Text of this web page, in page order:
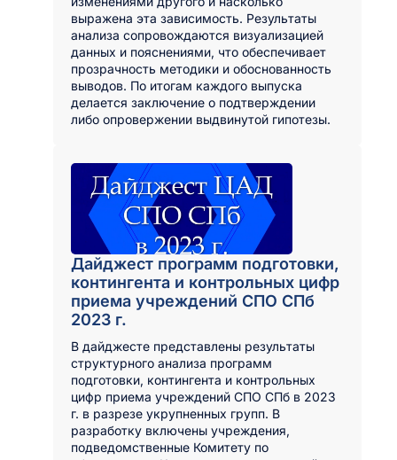
выражена эта зависимость. Результаты
анализа сопровождаются визуализацией
данных и пояснениями, что обеспечивает
прозрачность методики и обоснованность
выводов. По итогам каждого выпуска
делается заключение о подтверждении
либо опровержении выдвинутой гипотезы.
Дайджест программ подготовки,
контингента и контрольных цифр
приема учреждений СПО СПб
2023 г.
В дайджесте представлены результаты
структурного анализа программ
подготовки, контингента и контрольных
цифр приема учреждений СПО СПб в 2023
г. в разрезе укрупненных групп. В
разработку включены учреждения,
подведомственные Комитету по